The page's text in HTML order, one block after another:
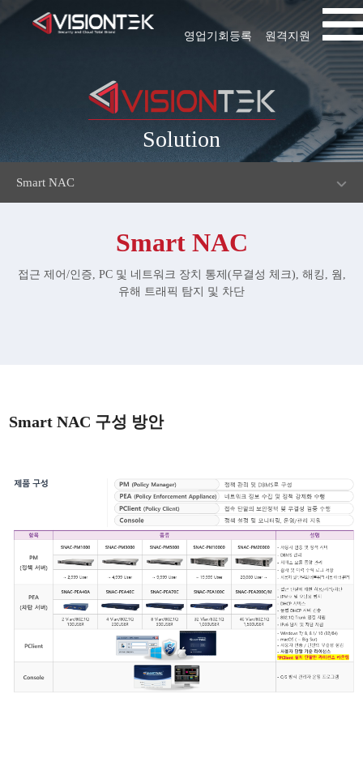
원격지원
영업기회등록
Solution
Smart NAC
Smart NAC
접근 제어/인증, PC 및 네트워크 장치 통제(무결성 체크), 해킹, 웜,
유해 트래픽 탐지 및 차단
Smart NAC 구성 방안